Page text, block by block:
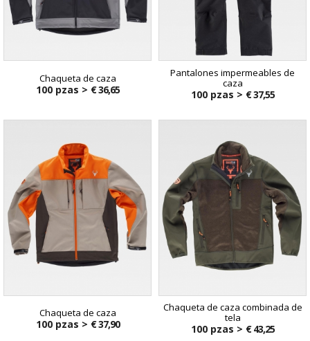
Chaqueta de caza
100 pzas > € 36,65
Pantalones impermeables de
caza
100 pzas > € 37,55
Chaqueta de caza
100 pzas > € 37,90
Chaqueta de caza combinada de
tela
100 pzas > € 43,25